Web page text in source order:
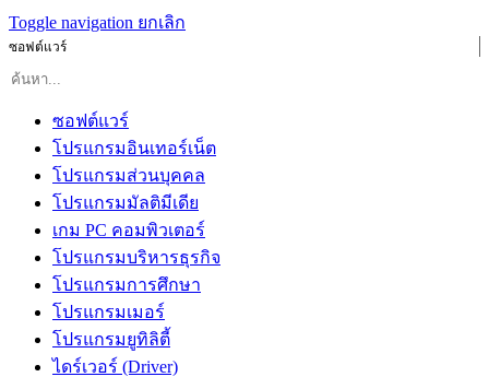
Toggle navigation ยกเลิก
ซอฟต์แวร์
ซอฟต์แวร์
โปรแกรมอินเทอร์เน็ต
โปรแกรมส่วนบุคคล
โปรแกรมมัลติมีเดีย
เกม PC คอมพิวเตอร์
โปรแกรมบริหารธุรกิจ
โปรแกรมการศึกษา
โปรแกรมเมอร์
โปรแกรมยูทิลิตี้
ไดร์เวอร์ (Driver)